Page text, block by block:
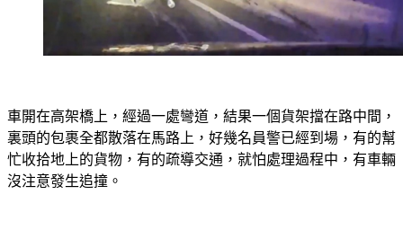
車開在高架橋上，經過一處彎道，結果一個貨架擋在路中間，
裏頭的包裹全都散落在馬路上，好幾名員警已經到場，有的幫
忙收拾地上的貨物，有的疏導交通，就怕處理過程中，有車輛